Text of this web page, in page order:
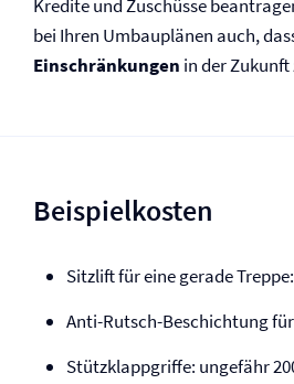
Kredite und Zuschüsse
bei Ihren Umbauplänen auch,
Einschränkungen in der Zukunft
Beispielkosten
Sitzlift für eine gerade
Anti-Rutsch-Beschichtung
Stützklappgriffe: ungefähr